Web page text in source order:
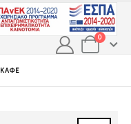
0
ΚΑΦΈ